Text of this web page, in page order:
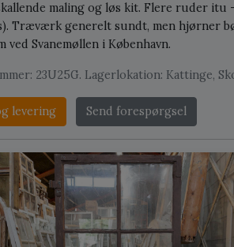
maling og løs kit. Flere ruder
Træværk generelt sundt, men hjørner
ved Svanemøllen i København.
23U25G. Lagerlokation: Kattinge,
levering Send forespørgsel